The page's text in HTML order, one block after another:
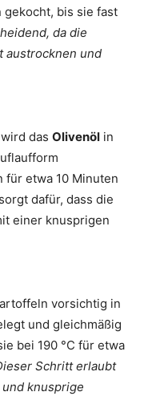
gekocht, bis sie fast
da die
austrocknen und
das Olivenöl in
etwa 10 Minuten
dafür, dass die
einer knusprigen
vorsichtig in
und gleichmäßig
bei 190 °C für etwa
Schritt erlaubt
knusprige